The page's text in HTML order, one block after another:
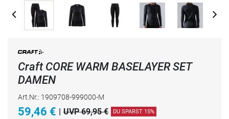
Craft CORE WARM BASELAYER SET
DAMEN
Art.Nr.: 1909708-999000-M
59,46 € | UVP 69,95 € DU SPARST 15%